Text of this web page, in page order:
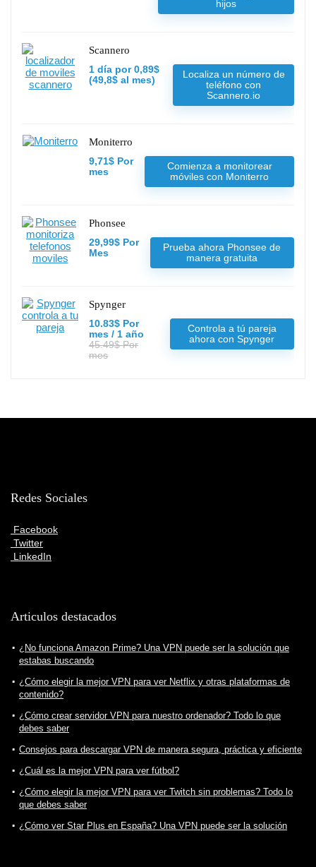
hijos
Scannero
1 día por 0,89$
(49,8$ al mes)
Localiza un número de
teléfono con
Scannero.io
Moniterro
9,71$ Por
mes
Comienza a monitorear
móviles con Moniterro
Phonsee
29,99$ Por
Mes
Prueba ahora Phonsee de
manera gratuita
Spynger
10.83$ Por
mes / 1 año
45.49$ Por
mes
Controla a tú pareja
ahora con Spynger
Redes Sociales
Facebook
Twitter
LinkedIn
Articulos destacados
¿No funciona Amazon Prime? Una VPN puede ser la solución que
estabas buscando
¿Cómo elegir la mejor VPN para ver Netflix y otras plataformas de
contenido?
¿Cómo crear servidor VPN para nuestro ordenador? Todo lo que
debes saber
Consejos para descargar VPN de manera segura, práctica y eficiente
¿Cuál es la mejor VPN para ver fútbol?
¿Cómo elegir la mejor VPN para ver Twitch sin problemas? Todo lo
que debes saber
¿Cómo ver Star Plus en España? Una VPN puede ser la solución